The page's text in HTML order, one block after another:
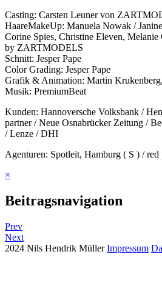
Casting: Carsten Leuner von
HaareMakeUp: Manuela Nowak /
Corine Spies, Christine Eleven,
by ZARTMODELS
Schnitt: Jesper Pape
Color Grading: Jesper Pape
Grafik & Animation: Martin
Musik: PremiumBeat
Kunden: Hannoversche Volksbank /
partner / Neue Osnabrücker Zeitung /
/ Lenze / DHI
Agenturen: Spotleit, Hamburg ( S ) / red
×
Beitragsnavigation
Prev
Next
2024 Nils Hendrik Müller Impressum